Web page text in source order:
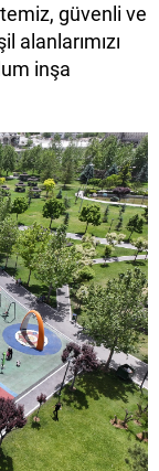
güvenli ve
alanlarımızı
inşa